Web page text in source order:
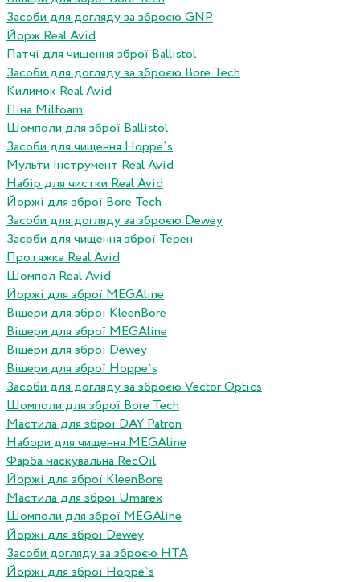
Засоби для догляду за зброєю GNP
Йорж Real Avid
Патчі для чищення зброї Ballistol
Засоби для догляду за зброєю Bore Tech
Килимок Real Avid
Піна Milfoam
Шомполи для зброї Ballistol
Засоби для чищення Hoppe`s
Мульти Інструмент Real Avid
Набір для чистки Real Avid
Йоржі для зброї Bore Tech
Засоби для догляду за зброєю Dewey
Засоби для чищення зброї Терен
Протяжка Real Avid
Шомпол Real Avid
Йоржі для зброї MEGAline
Вішери для зброї KleenBore
Вішери для зброї MEGAline
Вішери для зброї Dewey
Вішери для зброї Hoppe`s
Засоби для догляду за зброєю Vector Optics
Шомполи для зброї Bore Tech
Мастила для зброї DAY Patron
Набори для чищення MEGAline
Фарба маскувальна RecOil
Йоржі для зброї KleenBore
Мастила для зброї Umarex
Шомполи для зброї MEGAline
Йоржі для зброї Dewey
Засоби догляду за зброєю HTA
Йоржі для зброї Hoppe`s